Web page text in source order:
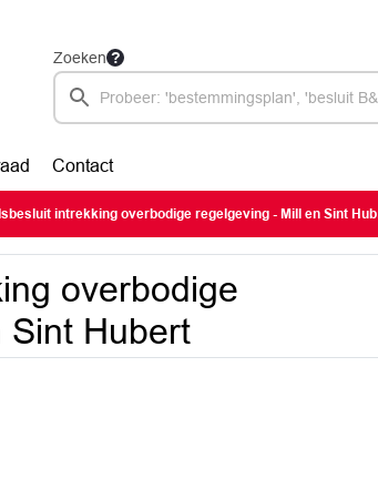
Zoeken
Contact
intrekking overbodige regelgeving - Mill en Sint Hubert
overbodige
Sint Hubert